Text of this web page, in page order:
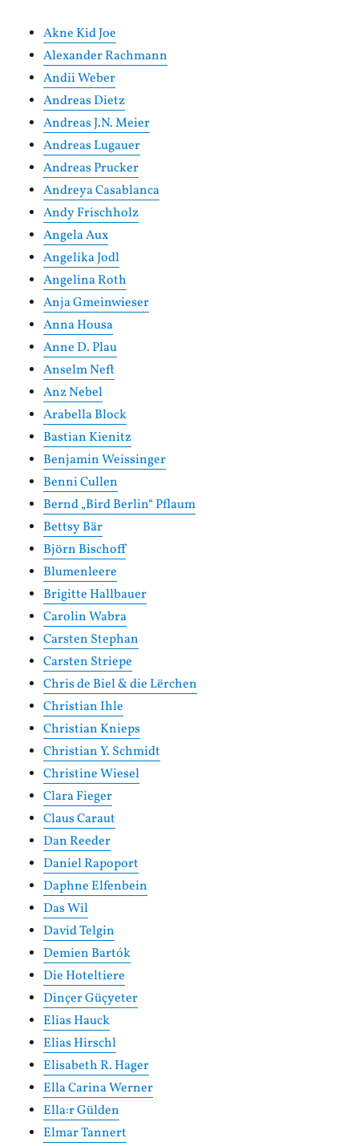
Akne Kid Joe
Alexander Rachmann
Andii Weber
Andreas Dietz
Andreas J.N. Meier
Andreas Lugauer
Andreas Prucker
Andreya Casablanca
Andy Frischholz
Angela Aux
Angelika Jodl
Angelina Roth
Anja Gmeinwieser
Anna Housa
Anne D. Plau
Anselm Neft
Anz Nebel
Arabella Block
Bastian Kienitz
Benjamin Weissinger
Benni Cullen
Bernd „Bird Berlin“ Pflaum
Bettsy Bär
Björn Bischoff
Blumenleere
Brigitte Hallbauer
Carolin Wabra
Carsten Stephan
Carsten Striepe
Chris de Biel & die Lërchen
Christian Ihle
Christian Knieps
Christian Y. Schmidt
Christine Wiesel
Clara Fieger
Claus Caraut
Dan Reeder
Daniel Rapoport
Daphne Elfenbein
Das Wil
David Telgin
Demien Bartók
Die Hoteltiere
Dinçer Güçyeter
Elias Hauck
Elias Hirschl
Elisabeth R. Hager
Ella Carina Werner
Ella:r Gülden
Elmar Tannert